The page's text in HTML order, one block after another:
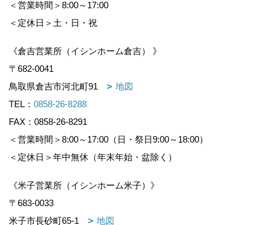
＜営業時間＞8:00～17:00
＜定休日＞土・日・祝
《倉吉営業所（イシンホーム倉吉） 》
〒682-0041
鳥取県倉吉市河北町91
地図
TEL： 0858-26-8288
FAX：0858-26-8291
＜営業時間＞8:00～17:00（日・祭日9:00～18:00）
＜定休日＞年中無休（年末年始・盆除く）
《米子営業所（イシンホーム米子）》
〒683-0033
米子市長砂町65-1
地図